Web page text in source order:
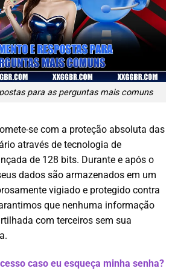
para as perguntas mais comuns
se com a proteção absoluta das
através de tecnologia de
de 128 bits. Durante e após o
dados são armazenados em um
vigiado e protegido contra
que nenhuma informação
com terceiros sem sua
caso eu esqueça minha senha?